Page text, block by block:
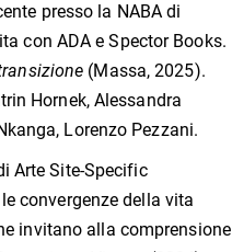
presso la NABA di
con ADA e Spector Books.
(Massa, 2025).
Hornek, Alessandra
Lorenzo Pezzani.
Arte Site-Specific
convergenze della vita
invitano alla comprensione